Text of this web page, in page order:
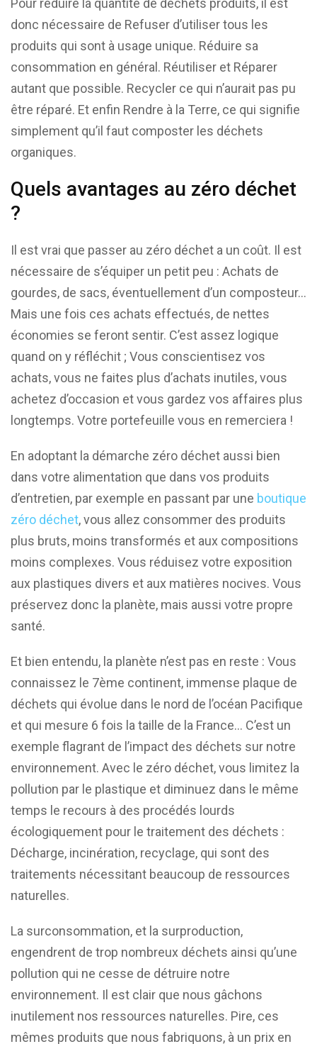
Pour réduire la quantité de déchets produits, il est
donc nécessaire de Refuser d’utiliser tous les
produits qui sont à usage unique. Réduire sa
consommation en général. Réutiliser et Réparer
autant que possible. Recycler ce qui n’aurait pas pu
être réparé. Et enfin Rendre à la Terre, ce qui signifie
simplement qu’il faut composter les déchets
organiques.
Quels avantages au zéro déchet
?
Il est vrai que passer au zéro déchet a un coût. Il est
nécessaire de s’équiper un petit peu : Achats de
gourdes, de sacs, éventuellement d’un composteur…
Mais une fois ces achats effectués, de nettes
économies se feront sentir. C’est assez logique
quand on y réfléchit ; Vous conscientisez vos
achats, vous ne faites plus d’achats inutiles, vous
achetez d’occasion et vous gardez vos affaires plus
longtemps. Votre portefeuille vous en remerciera !
En adoptant la démarche zéro déchet aussi bien
dans votre alimentation que dans vos produits
d’entretien, par exemple en passant par une boutique
zéro déchet, vous allez consommer des produits
plus bruts, moins transformés et aux compositions
moins complexes. Vous réduisez votre exposition
aux plastiques divers et aux matières nocives. Vous
préservez donc la planète, mais aussi votre propre
santé.
Et bien entendu, la planète n’est pas en reste : Vous
connaissez le 7ème continent, immense plaque de
déchets qui évolue dans le nord de l’océan Pacifique
et qui mesure 6 fois la taille de la France… C’est un
exemple flagrant de l’impact des déchets sur notre
environnement. Avec le zéro déchet, vous limitez la
pollution par le plastique et diminuez dans le même
temps le recours à des procédés lourds
écologiquement pour le traitement des déchets :
Décharge, incinération, recyclage, qui sont des
traitements nécessitant beaucoup de ressources
naturelles.
La surconsommation, et la surproduction,
engendrent de trop nombreux déchets ainsi qu’une
pollution qui ne cesse de détruire notre
environnement. Il est clair que nous gâchons
inutilement nos ressources naturelles. Pire, ces
mêmes produits que nous fabriquons, à un prix en